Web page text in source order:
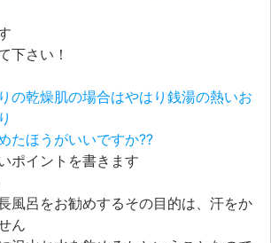
下さい！
の乾燥肌の場合はやはり銭湯の熱いお
たほうがいいですか??
ポイントを書きます
風呂をお勧めするその目的は、汗をか
ん